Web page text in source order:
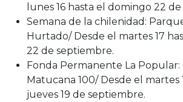
lunes 16 hasta el domingo 22
Semana de la chilenidad:
Hurtado/ Desde el martes 17
22 de septiembre.
Fonda Permanente La Popular:
Matucana 100/ Desde el martes
jueves 19 de septiembre.